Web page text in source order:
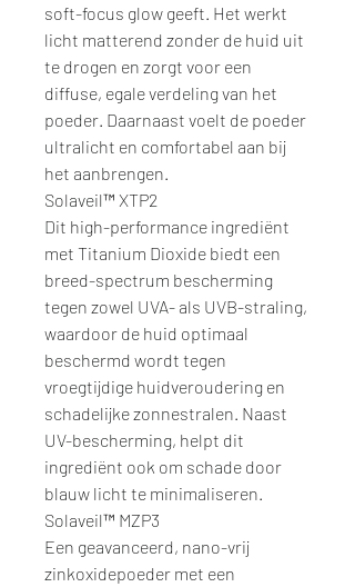
soft-focus glow geeft. Het werkt
licht matterend zonder de huid uit
te drogen en zorgt voor een
diffuse, egale verdeling van het
poeder. Daarnaast voelt de poeder
ultralicht en comfortabel aan bij
het aanbrengen.
Solaveil™ XTP2
Dit high-performance ingrediënt
met Titanium Dioxide biedt een
breed-spectrum bescherming
tegen zowel UVA- als UVB-straling,
waardoor de huid optimaal
beschermd wordt tegen
vroegtijdige huidveroudering en
schadelijke zonnestralen. Naast
UV-bescherming, helpt dit
ingrediënt ook om schade door
blauw licht te minimaliseren.
Solaveil™ MZP3
Een geavanceerd, nano-vrij
zinkoxidepoeder met een